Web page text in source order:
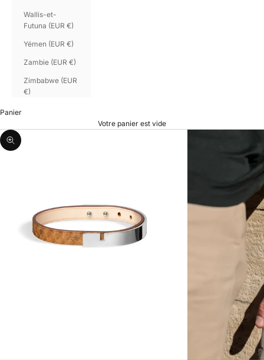
Wallis-et-
Futuna (EUR €)
Yémen (EUR €)
Zambie (EUR €)
Zimbabwe (EUR
€)
Panier
Votre panier est vide
Zoomer sur l'image